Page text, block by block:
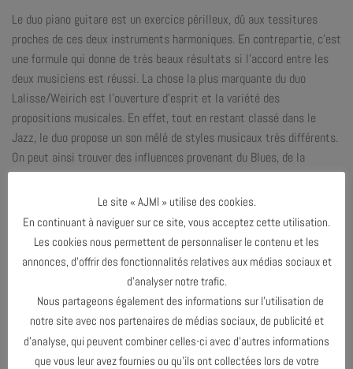
Le duo piano guitare est un exercice périlleux, dû aux tessitures
proches de ces deux instruments harmoniques. En contrepartie, c’est
une formule qui donne de très beaux résultats si l’accord entre les
deux musiciens est réussi. La chose la plus marquante du duo
Lalisse/Weirich est l’ouverture d’esprit et la variété des
propositions musicales. En effet, tout en restant classé dans le
Jazz, le duo propose un son mêlé de styles musicaux très différents.
On peut ainsi trouver des influences provenant du Blues, de la
musique continue de Steve Reich, des sonorités Monkiennes, mais
aussi, à une certaine musique contemplative, voire
cinématographique. Une musique nourrie de silences en quelque
sorte qui ne laisse rien à l’ostensible. Le choix a été fait d’intégrer
des sons de claviers afin d’élargir les possibilités sonores et de
mieux refléter l’éclectisme musical de cette formation.
PARTAGER & COMMENTER
Le site « AJMI » utilise des cookies.
En continuant à naviguer sur ce site, vous acceptez cette utilisation.
Les cookies nous permettent de personnaliser le contenu et les
annonces, d’offrir des fonctionnalités relatives aux médias sociaux et
d’analyser notre trafic.
Nous partageons également des informations sur l’utilisation de
notre site avec nos partenaires de médias sociaux, de publicité et
d’analyse, qui peuvent combiner celles-ci avec d’autres informations
que vous leur avez fournies ou qu’ils ont collectées lors de votre